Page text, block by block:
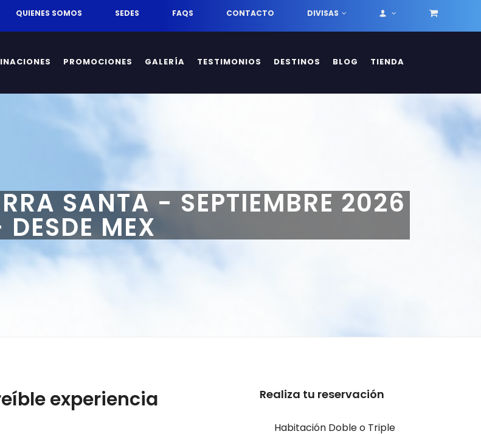
QUIENES SOMOS SEDES FAQS CONTACTO DIVISAS
PROMOCIONES GALERÍA TESTIMONIOS DESTINOS BLOG TIENDA
SANTA - SEPTIEMBRE 2026
MEX
experiencia Realiza tu reservación
Habitación Doble o Triple